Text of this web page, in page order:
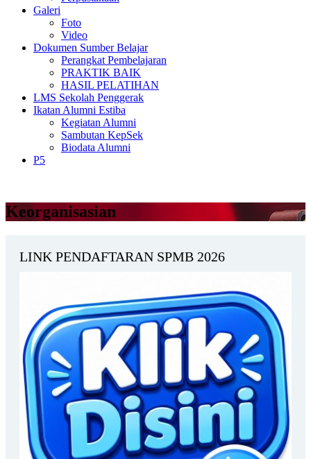
Galeri
Foto
Video
Dokumen Sumber Belajar
Perangkat Pembelajaran
PRAKTIK BAIK
HASIL PELATIHAN
LMS Sekolah Penggerak
Ikatan Alumni Estiba
Kegiatan Alumni
Sambutan KepSek
Biodata Alumni
P5
Keorganisasian
LINK PENDAFTARAN SPMB 2026